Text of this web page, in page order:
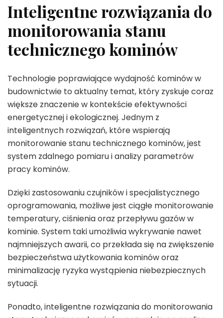
Inteligentne rozwiązania do
monitorowania stanu
technicznego kominów
Technologie poprawiające wydajność kominów w
budownictwie to aktualny temat, który zyskuje coraz
większe znaczenie w kontekście efektywności
energetycznej i ekologicznej. Jednym z
inteligentnych rozwiązań, które wspierają
monitorowanie stanu technicznego kominów, jest
system zdalnego pomiaru i analizy parametrów
pracy kominów.
Dzięki zastosowaniu czujników i specjalistycznego
oprogramowania, możliwe jest ciągłe monitorowanie
temperatury, ciśnienia oraz przepływu gazów w
kominie. System taki umożliwia wykrywanie nawet
najmniejszych awarii, co przekłada się na zwiększenie
bezpieczeństwa użytkowania kominów oraz
minimalizację ryzyka wystąpienia niebezpiecznych
sytuacji.
Ponadto, inteligentne rozwiązania do monitorowania